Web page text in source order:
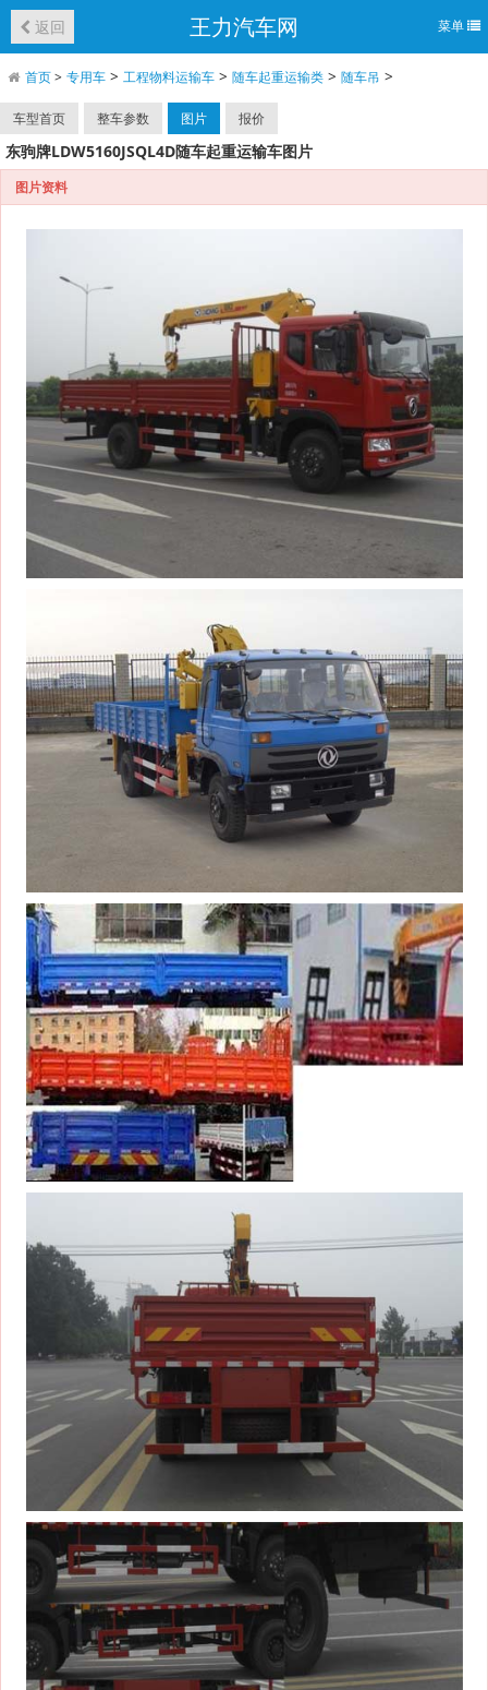
返回 王力汽车网 菜单
首页> 专用车> 工程物料运输车> 随车起重运输类> 随车吊 >
车型首页 整车参数 图片 报价
东驹牌LDW5160JSQL4D随车起重运输车图片
图片资料